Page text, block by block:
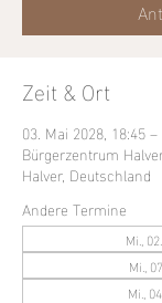
Zeit & Ort
03. Mai 2028, 18:45
Bürgerzentrum
Halver, Deutschland
Andere Termine
Mi.,
Mi.,
Mi.,